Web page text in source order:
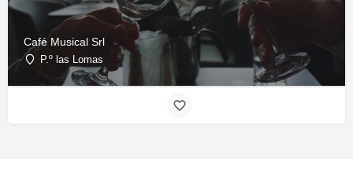
Café Musical Srl
P.º las Lomas